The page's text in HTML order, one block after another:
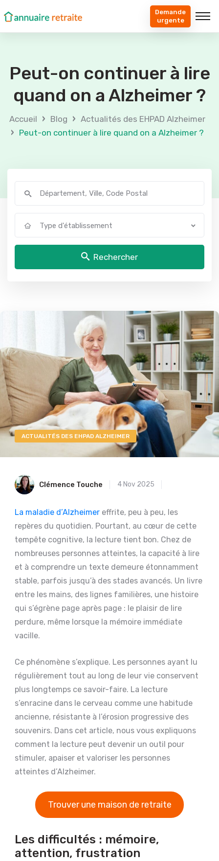
Demande
urgente
Peut-on continuer à lire
quand on a Alzheimer ?
Accueil › Blog › Actualités des EHPAD Alzheimer
› Peut-on continuer à lire quand on a Alzheimer ?
Type d'établissement
Rechercher
ACTUALITÉS DES EHPAD ALZHEIMER
Clémence Touche 4 Nov 2025
La maladie d’Alzheimer effrite, peu à peu, les
repères du quotidien. Pourtant, au cœur de cette
tempête cognitive, la lecture tient bon. Chez de
nombreuses personnes atteintes, la capacité à lire
et à comprendre un texte demeure étonnamment
stable, parfois jusqu’à des stades avancés. Un livre
entre les mains, des lignes familières, une histoire
qui s’égrène page après page : le plaisir de lire
perdure, même lorsque la mémoire immédiate
vacille.
Ce phénomène s’explique. Les personnes ayant lu
régulièrement tout au long de leur vie conservent
plus longtemps ce savoir-faire. La lecture
s’enracine dans le cerveau comme une habitude
ancienne, résistante à l’érosion progressive des
souvenirs. Dans cet article, nous vous expliquons
comment la lecture peut devenir un outil pour
stimuler, apaiser et valoriser les personnes
atteintes d’Alzheimer.
Trouver une maison de retraite
Les difficultés : mémoire,
attention, frustration